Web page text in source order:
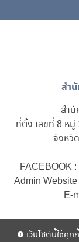
สำ
สำ
ที่ตั้ง เลขที่ 8 หมู่
จังหวั
FACEBOOK
Admin
E-
เว็บไซต์นี้ใช้คุ